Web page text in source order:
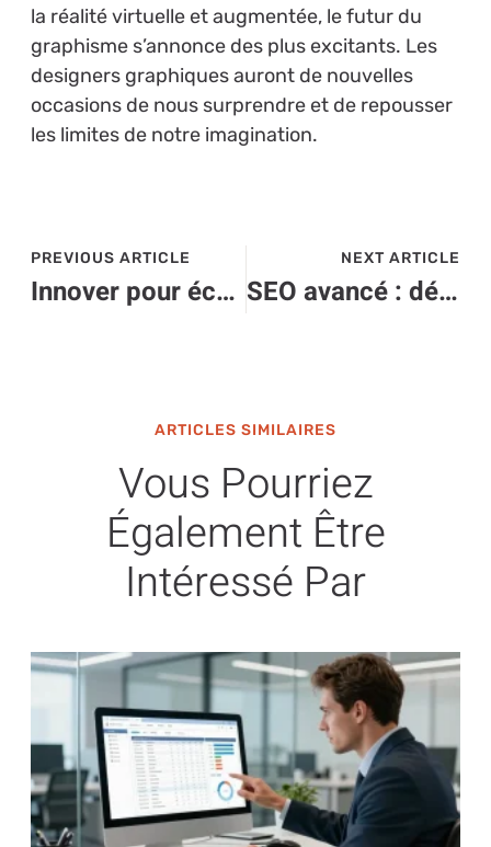
la réalité virtuelle et augmentée, le futur du
graphisme s’annonce des plus excitants. Les
designers graphiques auront de nouvelles
occasions de nous surprendre et de repousser
les limites de notre imagination.
PREVIOUS ARTICLE
Innover pour économiser : l’avenir de la plomberie passe par le High-Tech
NEXT ARTICLE
SEO avancé : développer une stratégie d’affiliation rentable dans le domaine High-Tech
ARTICLES SIMILAIRES
Vous Pourriez
Également Être
Intéressé Par